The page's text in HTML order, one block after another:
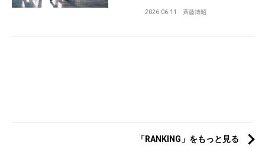
2026.06.11 斉藤博昭
「RANKING」をもっと見る